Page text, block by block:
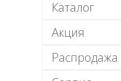
Каталог
Акция
Распродажа